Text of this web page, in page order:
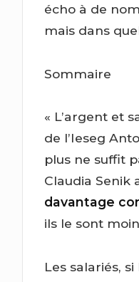
écho à de
mais dans
Sommaire
« L’argent et
de l’Ieseg
plus ne suffit
Claudia Senik
davantage
ils le sont
Les salariés,